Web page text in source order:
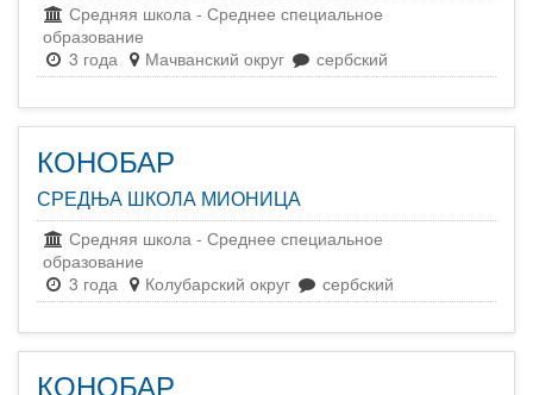
Средняя школа - Среднее специальное
образование
3 года
Мачванский округ сербский
КОНОБАР
СРЕДЊА ШКОЛА МИОНИЦА
Средняя школа - Среднее специальное
образование
3 года
Колубарский округ сербский
КОНОБАР